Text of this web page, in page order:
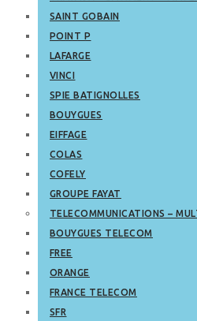
SAINT GOBAIN
POINT P
LAFARGE
VINCI
SPIE BATIGNOLLES
BOUYGUES
EIFFAGE
COLAS
COFELY
GROUPE FAYAT
TELECOMMUNICATIONS –
BOUYGUES TELECOM
FREE
ORANGE
FRANCE TELECOM
SFR